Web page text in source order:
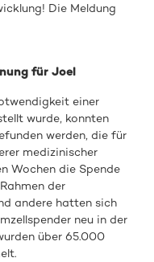
Die Meldung
für Joel
einer
wurde, konnten
werden, die für
medizinischer
Wochen die Spende
der
andere hatten sich
neu in der
über 65.000